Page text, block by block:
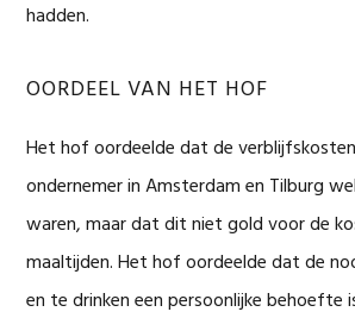
hadden.
OORDEEL VAN HET HOF
Het hof oordeelde dat de
ondernemer in Amsterdam en Tilburg
waren, maar dat dit niet gold voor de
maaltijden. Het hof oordeelde dat de
en te drinken een persoonlijke behoefte